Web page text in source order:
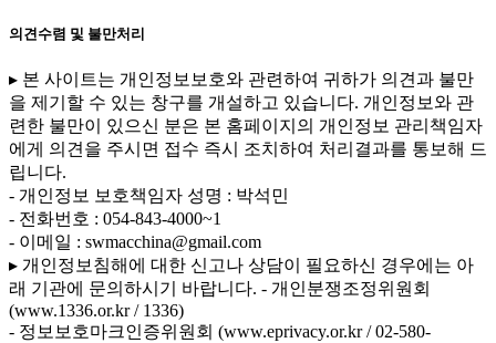
의견수렴 및 불만처리
▸ 본 사이트는 개인정보보호와 관련하여 귀하가 의견과 불만
을 제기할 수 있는 창구를 개설하고 있습니다. 개인정보와 관
련한 불만이 있으신 분은 본 홈페이지의 개인정보 관리책임자
에게 의견을 주시면 접수 즉시 조치하여 처리결과를 통보해 드
립니다.
- 개인정보 보호책임자 성명 : 박석민
- 전화번호 : 054-843-4000~1
- 이메일 : swmacchina@gmail.com
▸ 개인정보침해에 대한 신고나 상담이 필요하신 경우에는 아
래 기관에 문의하시기 바랍니다. - 개인분쟁조정위원회
(www.1336.or.kr / 1336)
- 정보보호마크인증위원회 (www.eprivacy.or.kr / 02-580-